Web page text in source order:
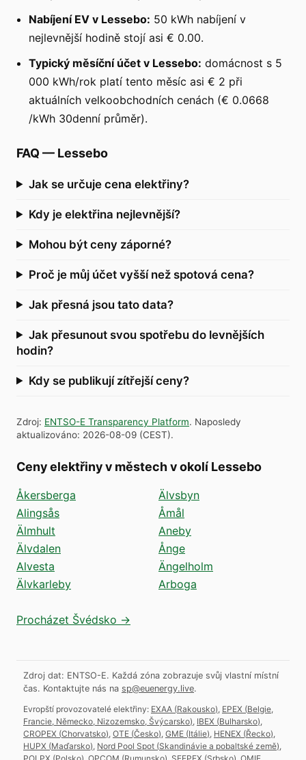
Nabíjení EV v Lessebo: 50 kWh nabíjení v
nejlevnější hodině stojí asi € 0.00.
Typický měsíční účet v Lessebo: domácnost s 5
000 kWh/rok platí tento měsíc asi € 2 při
aktuálních velkoobchodních cenách (€ 0.0668
/kWh 30denní průměr).
FAQ — Lessebo
Jak se určuje cena elektřiny?
Kdy je elektřina nejlevnější?
Mohou být ceny záporné?
Proč je můj účet vyšší než spotová cena?
Jak přesná jsou tato data?
Jak přesunout svou spotřebu do levnějších
hodin?
Kdy se publikují zítřejší ceny?
Zdroj: ENTSO-E Transparency Platform. Naposledy
aktualizováno: 2026-08-09 (CEST).
Ceny elektřiny v městech v okolí Lessebo
Åkersberga
Alingsås
Älmhult
Älvdalen
Alvesta
Älvkarleby
Älvsbyn
Åmål
Aneby
Ånge
Ängelholm
Arboga
Procházet Švédsko →
Zdroj dat: ENTSO-E. Každá zóna zobrazuje svůj vlastní místní
čas. Kontaktujte nás na sp@euenergy.live.
Evropští provozovatelé elektřiny: EXAA (Rakousko) EPEX (Belgie,
Francie, Německo, Nizozemsko, Švýcarsko) IBEX (Bulharsko)
CROPEX (Chorvatsko) OTE (Česko) GME (Itálie) HENEX (Řecko)
HUPX (Maďarsko) Nord Pool Spot (Skandinávie a pobaltské země)